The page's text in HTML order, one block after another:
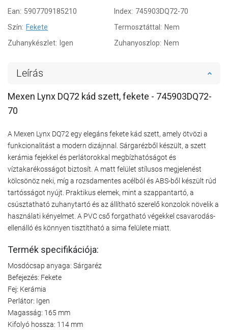
Ean: 5907709185210 Index: 745903DQ72-70
Szín: Fekete Termosztáttal: Nem
Zuhanykészlet: Igen Zuhanyoszlop: Nem
Leírás
Mexen Lynx DQ72 kád szett, fekete - 745903DQ72-
70
A Mexen Lynx DQ72 egy elegáns fekete kád szett, amely ötvözi a
funkcionalitást a modern dizájnnal. Sárgarézből készült, a szett
kerámia fejekkel és perlátorokkal megbízhatóságot és
víztakarékosságot biztosít. A matt felület stílusos megjelenést
kölcsönöz neki, míg a rozsdamentes acélból és ABS-ből készült rúd
tartósságot nyújt. Praktikus elemek, mint a szappantartó, a
csúsztatható zuhanytartó és az állítható szerelő konzolok növelik a
használati kényelmet. A PVC cső forgatható végekkel csavarodás-
ellenálló és könnyen tisztítható a sima felülete miatt.
Termék specifikációja:
Mosdócsap anyaga: Sárgaréz
Befejezés: Fekete
Fej: Kerámia
Perlátor: Igen
Magasság: 165 mm
Kifolyó hossza: 114 mm